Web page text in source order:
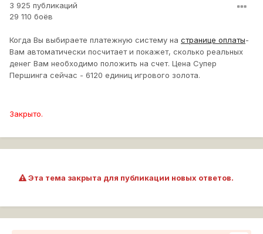
3 925 публикаций
29 110 боёв
Когда Вы выбираете платежную систему на странице оплаты-
Вам автоматически посчитает и покажет, сколько реальных
денег Вам необходимо положить на счет. Цена Супер
Першинга сейчас - 6120 единиц игрового золота.
Закрыто.
Эта тема закрыта для публикации новых ответов.